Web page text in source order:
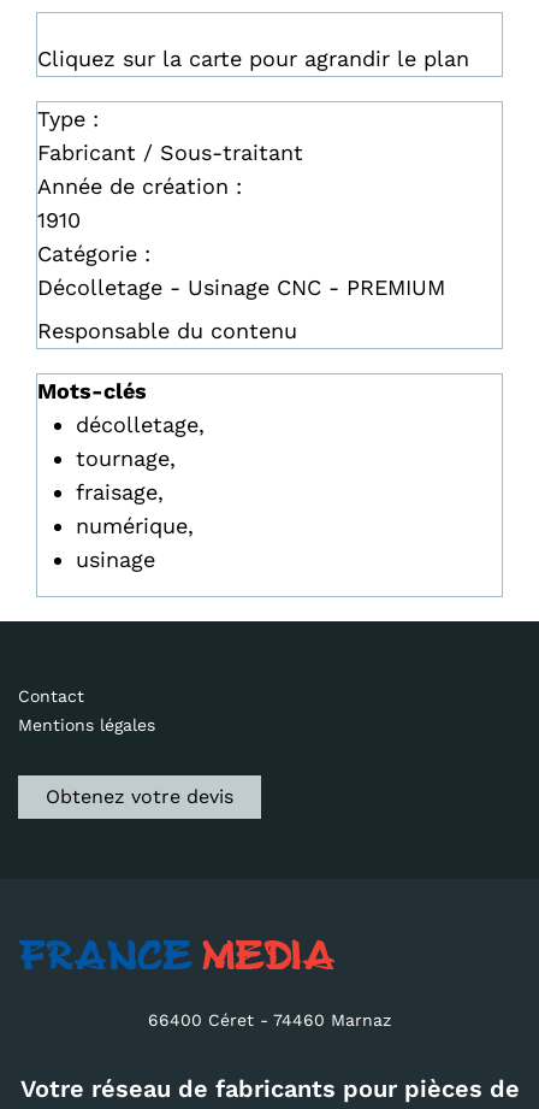
Cliquez sur la carte pour agrandir le plan
Type :
Fabricant / Sous-traitant
Année de création :
1910
Catégorie :
Décolletage - Usinage CNC - PREMIUM
Responsable du contenu
Mots-clés
décolletage,
tournage,
fraisage,
numérique,
usinage
Contact
Mentions légales
Obtenez votre devis
66400 Céret - 74460 Marnaz
Votre réseau de fabricants pour pièces de